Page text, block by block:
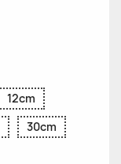
12cm
30cm